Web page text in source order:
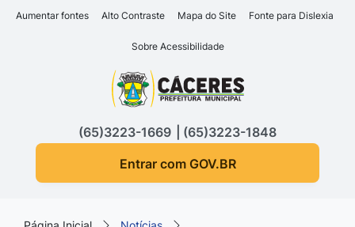
Seção de atalhos e links
Ir para o conteúdo [alt+1]
Ir para o rodapé [alt+4]
Aumentar fontes Alto Contraste Mapa do Site Fonte para Dislexia
Sobre Acessibilidade
Seção do menu principal
(65)3223-1669
(65)3223-1848
Entrar com GOV.BR